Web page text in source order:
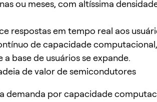
ou meses, com altíssima
respostas em tempo real aos
de capacidade
base de usuários se expande.
de valor de semicondutores
demanda por capacidade